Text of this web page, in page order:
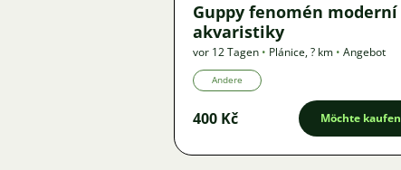
Guppy fenomén moderní
akvaristiky
vor 12 Tagen • Plánice,? km • Angebot
Andere
400 Kč Möchte kaufen